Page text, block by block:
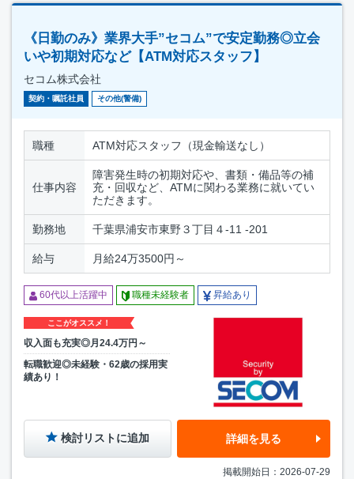
《日勤のみ》業界大手”セコム”で安定勤務◎立会
いや初期対応など【ATM対応スタッフ】
セコム株式会社
契約・嘱託社員 その他(警備)
職種 ATM対応スタッフ（現金輸送なし）
仕事内容
障害発生時の初期対応や、書類・備品等の補
充・回収など、ATMに関わる業務に就いてい
ただきます。
勤務地 千葉県浦安市東野３丁目４-11 -201
給与 月給24万3500円～
60代以上活躍中 職種未経験者 昇給あり
ここがオススメ！
収入面も充実◎月24.4万円～
転職歓迎◎未経験・62歳の採用実
績あり！
検討リストに追加 詳細を見る
掲載開始日：2026-07-29